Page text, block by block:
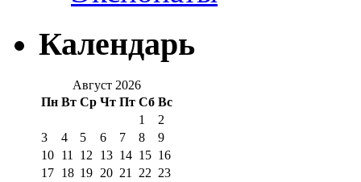
Календарь
Август 2026
Пн Вт Ср Чт Пт Сб Вс
1
2
3
4 5 6 7 8
9
10 11 12 13 14 15 16
17 18 19 20 21 22 23